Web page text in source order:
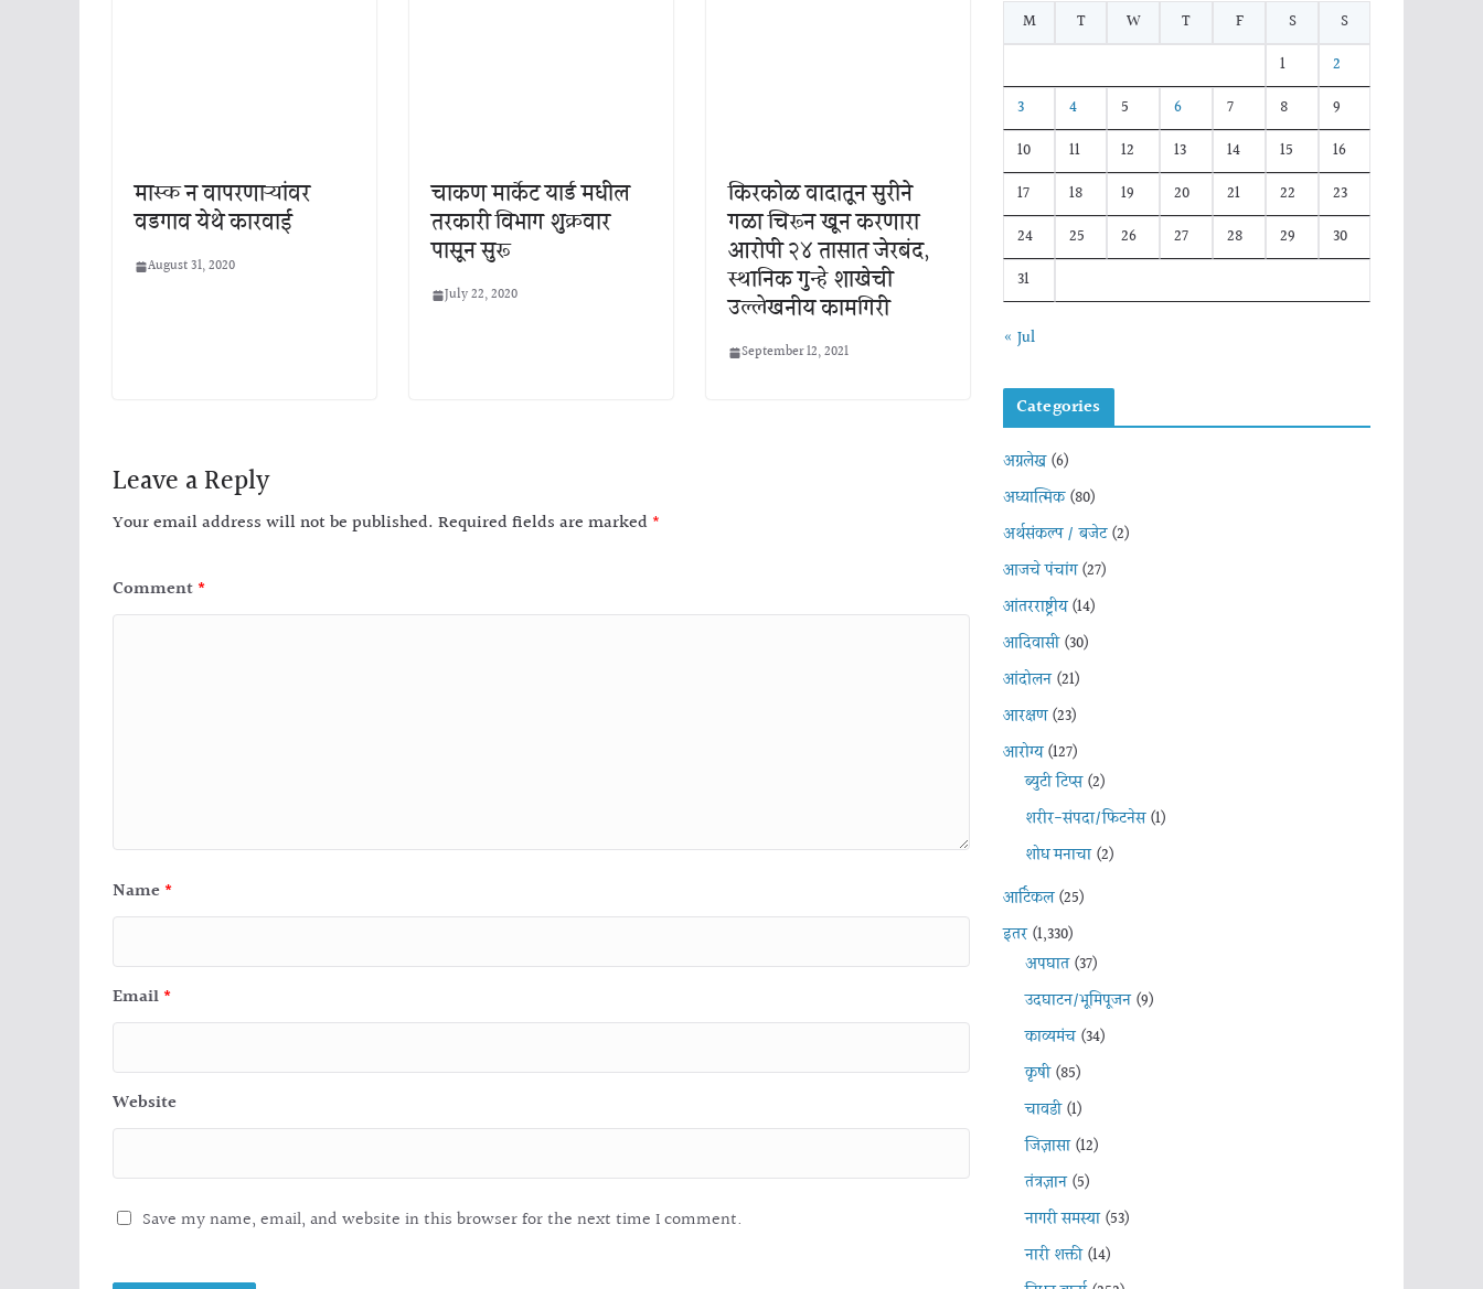
मास्क न वापरणाऱ्यांवर
वडगाव येथे कारवाई
August 31, 2020
चाकण मार्केट यार्ड मधील
तरकारी विभाग शुक्रवार
पासून सुरू
July 22, 2020
किरकोळ वादातून सुरीने
गळा चिरून खून करणारा
आरोपी २४ तासात जेरबंद,
स्थानिक गुन्हे शाखेची
उल्लेखनीय कामगिरी
September 12, 2021
Leave a Reply
Your email address will not be published. Required fields are marked *
Comment *
Name *
Email *
Website
Save my name, email, and website in this browser for the next time I comment.
M
T W T F S
S
1
2
3
4 5 6 7 8
9
10
11 12 13 14 15
16
17
18 19 20 21 22
23
24
25 26 27 28 29
30
31
« Jul
Categories
अग्रलेख(6)
अध्यात्मिक(80)
अर्थसंकल्प / बजेट(2)
आजचे पंचांग(27)
आंतरराष्ट्रीय(14)
आदिवासी(30)
आंदोलन(21)
आरक्षण(23)
आरोग्य(127)
ब्युटी टिप्स(2)
शरीर-संपदा/फिटनेस(1)
शोध मनाचा(2)
आर्टिकल(25)
इतर(1,330)
अपघात(37)
उदघाटन/भूमिपूजन(9)
काव्यमंच(34)
कृषी(85)
चावडी(1)
जिज्ञासा(12)
तंत्रज्ञान(5)
नागरी समस्या(53)
नारी शक्ती(14)